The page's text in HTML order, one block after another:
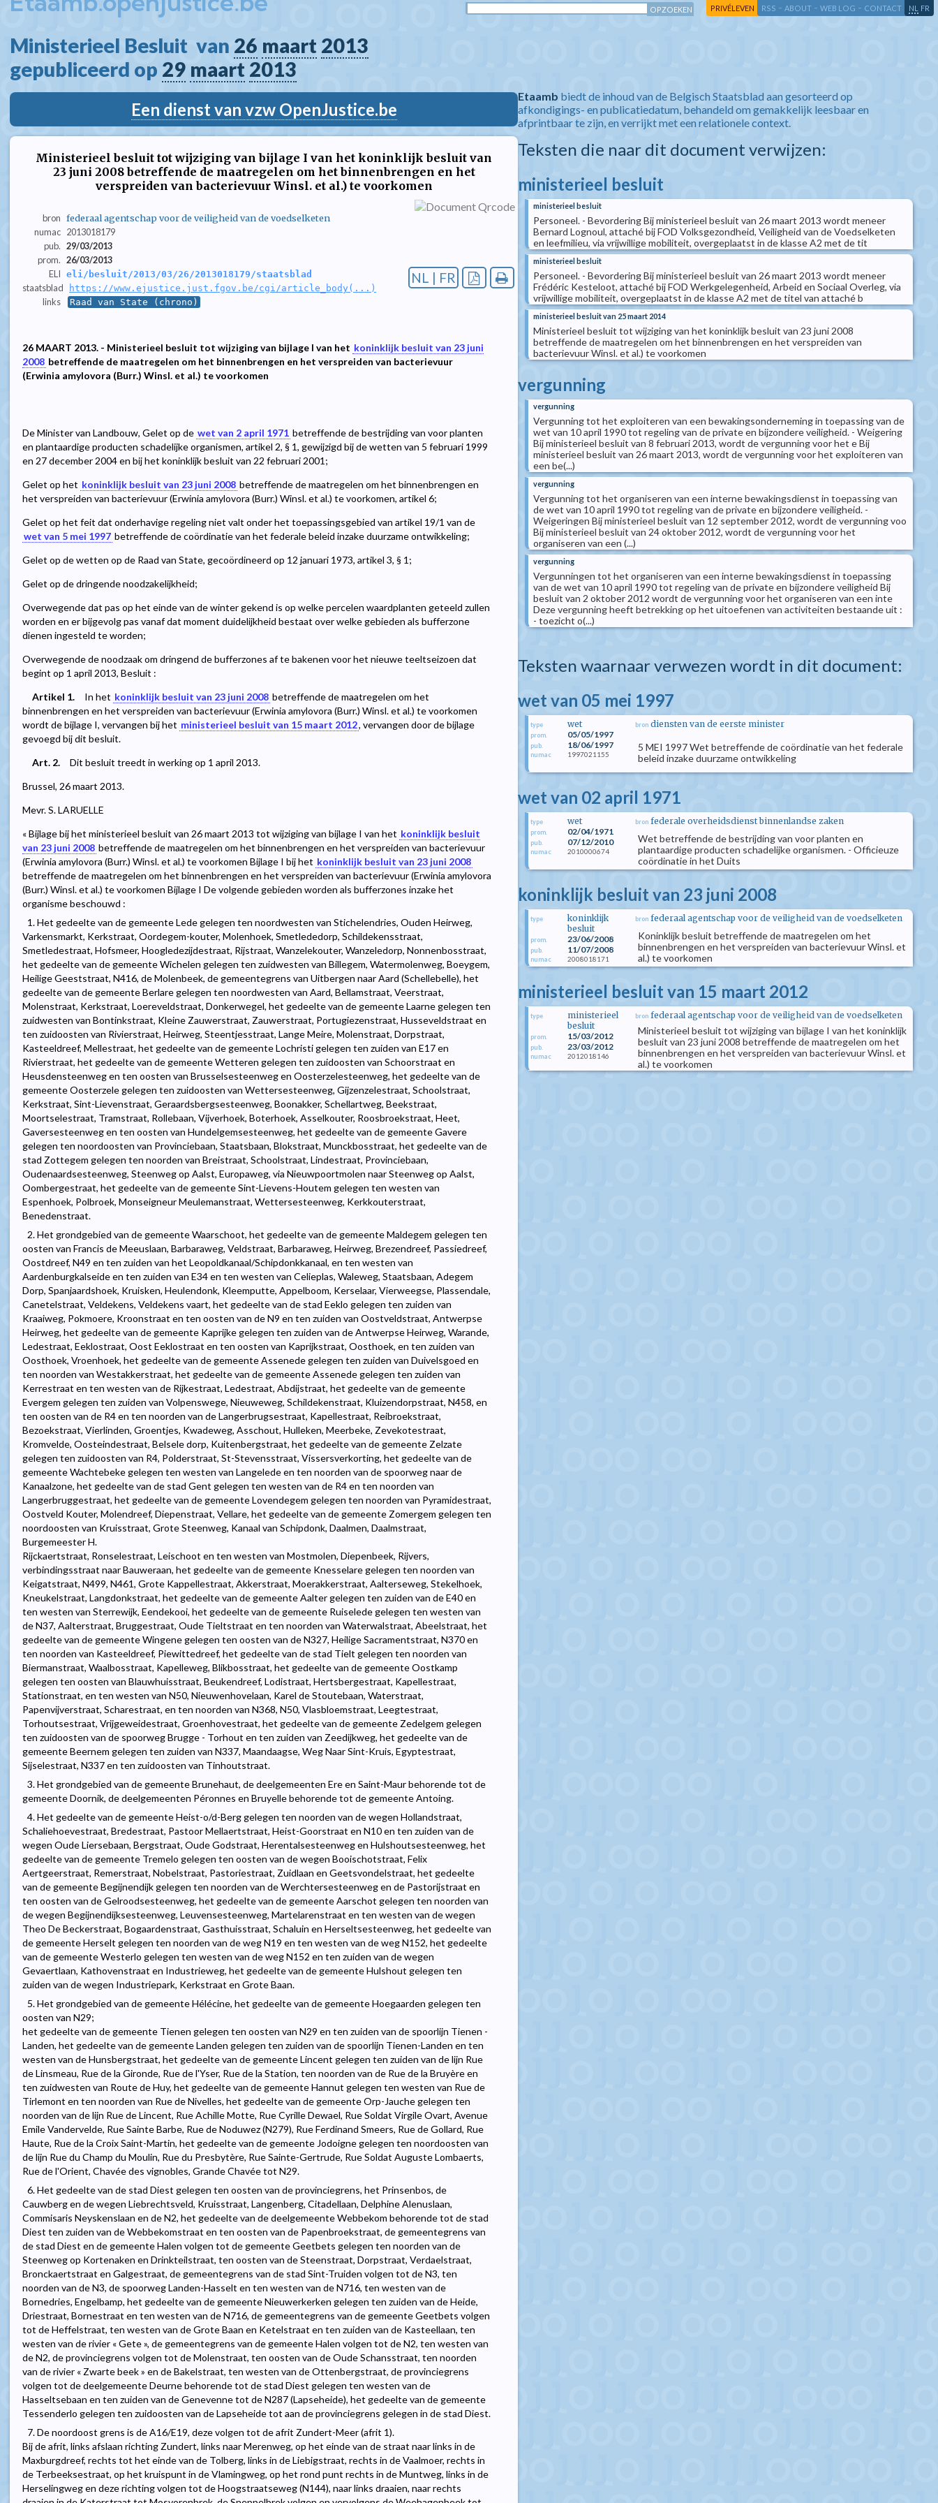
PRIVÉLEVEN RSS - ABOUT - WEB LOG - CONTACT NL FR
Ministerieel Besluit  van 26 maart 2013
gepubliceerd op 29 maart 2013
Een dienst van vzw OpenJustice.be
Ministerieel besluit tot wijziging van bijlage I van het koninklijk besluit van
23 juni 2008 betreffende de maatregelen om het binnenbrengen en het
verspreiden van bacterievuur Winsl. et al.) te voorkomen
bron federaal agentschap voor de veiligheid van de voedselketen
numac 2013018179
pub. 29/03/2013
prom. 26/03/2013
ELI eli/besluit/2013/03/26/2013018179/staatsblad
staatsblad https://www.ejustice.just.fgov.be/cgi/article_body(...)
links Raad van State (chrono)
NL | FR
26 MAART 2013. - Ministerieel besluit tot wijziging van bijlage I van het koninklijk besluit van 23 juni
2008 betreffende de maatregelen om het binnenbrengen en het verspreiden van bacterievuur
(Erwinia amylovora (Burr.) Winsl. et al.) te voorkomen
De Minister van Landbouw, Gelet op de wet van 2 april 1971 betreffende de bestrijding van voor planten
en plantaardige producten schadelijke organismen, artikel 2, § 1, gewijzigd bij de wetten van 5 februari 1999
en 27 december 2004 en bij het koninklijk besluit van 22 februari 2001;
Gelet op het koninklijk besluit van 23 juni 2008 betreffende de maatregelen om het binnenbrengen en
het verspreiden van bacterievuur (Erwinia amylovora (Burr.) Winsl. et al.) te voorkomen, artikel 6;
Gelet op het feit dat onderhavige regeling niet valt onder het toepassingsgebied van artikel 19/1 van de
wet van 5 mei 1997 betreffende de coördinatie van het federale beleid inzake duurzame ontwikkeling;
Gelet op de wetten op de Raad van State, gecoördineerd op 12 januari 1973, artikel 3, § 1;
Gelet op de dringende noodzakelijkheid;
Overwegende dat pas op het einde van de winter gekend is op welke percelen waardplanten geteeld zullen
worden en er bijgevolg pas vanaf dat moment duidelijkheid bestaat over welke gebieden als bufferzone
dienen ingesteld te worden;
Overwegende de noodzaak om dringend de bufferzones af te bakenen voor het nieuwe teeltseizoen dat
begint op 1 april 2013, Besluit :
Artikel 1.
In het koninklijk besluit van 23 juni 2008 betreffende de maatregelen om het
binnenbrengen en het verspreiden van bacterievuur (Erwinia amylovora (Burr.) Winsl. et al.) te voorkomen
wordt de bijlage I, vervangen bij het ministerieel besluit van 15 maart 2012, vervangen door de bijlage
gevoegd bij dit besluit.
Art. 2.
Dit besluit treedt in werking op 1 april 2013.
Brussel, 26 maart 2013.
Mevr. S. LARUELLE
« Bijlage bij het ministerieel besluit van 26 maart 2013 tot wijziging van bijlage I van het koninklijk besluit
van 23 juni 2008 betreffende de maatregelen om het binnenbrengen en het verspreiden van bacterievuur
(Erwinia amylovora (Burr.) Winsl. et al.) te voorkomen Bijlage I bij het koninklijk besluit van 23 juni 2008
betreffende de maatregelen om het binnenbrengen en het verspreiden van bacterievuur (Erwinia amylovora
(Burr.) Winsl. et al.) te voorkomen Bijlage I De volgende gebieden worden als bufferzones inzake het
organisme beschouwd :
1. Het gedeelte van de gemeente Lede gelegen ten noordwesten van Stichelendries, Ouden Heirweg,
Varkensmarkt, Kerkstraat, Oordegem-kouter, Molenhoek, Smetlededorp, Schildekensstraat,
Smetledestraat, Hofsmeer, Hoogledezijdestraat, Rijstraat, Wanzelekouter, Wanzeledorp, Nonnenbosstraat,
het gedeelte van de gemeente Wichelen gelegen ten zuidwesten van Billegem, Watermolenweg, Boeygem,
Heilige Geeststraat, N416, de Molenbeek, de gemeentegrens van Uitbergen naar Aard (Schellebelle), het
gedeelte van de gemeente Berlare gelegen ten noordwesten van Aard, Bellamstraat, Veerstraat,
Molenstraat, Kerkstraat, Loereveldstraat, Donkerwegel, het gedeelte van de gemeente Laarne gelegen ten
zuidwesten van Bontinkstraat, Kleine Zauwerstraat, Zauwerstraat, Portugiezenstraat, Husseveldstraat en
ten zuidoosten van Rivierstraat, Heirweg, Steentjesstraat, Lange Meire, Molenstraat, Dorpstraat,
Kasteeldreef, Mellestraat, het gedeelte van de gemeente Lochristi gelegen ten zuiden van E17 en
Rivierstraat, het gedeelte van de gemeente Wetteren gelegen ten zuidoosten van Schoorstraat en
Heusdensteenweg en ten oosten van Brusselsesteenweg en Oosterzelesteenweg, het gedeelte van de
gemeente Oosterzele gelegen ten zuidoosten van Wettersesteenweg, Gijzenzelestraat, Schoolstraat,
Kerkstraat, Sint-Lievenstraat, Geraardsbergsesteenweg, Boonakker, Schellartweg, Beekstraat,
Moortselestraat, Tramstraat, Rollebaan, Vijverhoek, Boterhoek, Asselkouter, Roosbroekstraat, Heet,
Gaversesteenweg en ten oosten van Hundelgemsesteenweg, het gedeelte van de gemeente Gavere
gelegen ten noordoosten van Provinciebaan, Staatsbaan, Blokstraat, Munckbosstraat, het gedeelte van de
stad Zottegem gelegen ten noorden van Breistraat, Schoolstraat, Lindestraat, Provinciebaan,
Oudenaardsesteenweg, Steenweg op Aalst, Europaweg, via Nieuwpoortmolen naar Steenweg op Aalst,
Oombergestraat, het gedeelte van de gemeente Sint-Lievens-Houtem gelegen ten westen van
Espenhoek, Polbroek, Monseigneur Meulemanstraat, Wettersesteenweg, Kerkkouterstraat,
Benedenstraat.
2. Het grondgebied van de gemeente Waarschoot, het gedeelte van de gemeente Maldegem gelegen ten
oosten van Francis de Meeuslaan, Barbaraweg, Veldstraat, Barbaraweg, Heirweg, Brezendreef, Passiedreef,
Oostdreef, N49 en ten zuiden van het Leopoldkanaal/Schipdonkkanaal, en ten westen van
Aardenburgkalseide en ten zuiden van E34 en ten westen van Celieplas, Waleweg, Staatsbaan, Adegem
Dorp, Spanjaardshoek, Kruisken, Heulendonk, Kleemputte, Appelboom, Kerselaar, Vierweegse, Plassendale,
Canetelstraat, Veldekens, Veldekens vaart, het gedeelte van de stad Eeklo gelegen ten zuiden van
Kraaiweg, Pokmoere, Kroonstraat en ten oosten van de N9 en ten zuiden van Oostveldstraat, Antwerpse
Heirweg, het gedeelte van de gemeente Kaprijke gelegen ten zuiden van de Antwerpse Heirweg, Warande,
Ledestraat, Eeklostraat, Oost Eeklostraat en ten oosten van Kaprijkstraat, Oosthoek, en ten zuiden van
Oosthoek, Vroenhoek, het gedeelte van de gemeente Assenede gelegen ten zuiden van Duivelsgoed en
ten noorden van Westakkerstraat, het gedeelte van de gemeente Assenede gelegen ten zuiden van
Kerrestraat en ten westen van de Rijkestraat, Ledestraat, Abdijstraat, het gedeelte van de gemeente
Evergem gelegen ten zuiden van Volpenswege, Nieuweweg, Schildekenstraat, Kluizendorpstraat, N458, en
ten oosten van de R4 en ten noorden van de Langerbrugsestraat, Kapellestraat, Reibroekstraat,
Bezoekstraat, Vierlinden, Groentjes, Kwadeweg, Asschout, Hulleken, Meerbeke, Zevekotestraat,
Kromvelde, Oosteindestraat, Belsele dorp, Kuitenbergstraat, het gedeelte van de gemeente Zelzate
gelegen ten zuidoosten van R4, Polderstraat, St-Stevensstraat, Vissersverkorting, het gedeelte van de
gemeente Wachtebeke gelegen ten westen van Langelede en ten noorden van de spoorweg naar de
Kanaalzone, het gedeelte van de stad Gent gelegen ten westen van de R4 en ten noorden van
Langerbruggestraat, het gedeelte van de gemeente Lovendegem gelegen ten noorden van Pyramidestraat,
Oostveld Kouter, Molendreef, Diepenstraat, Vellare, het gedeelte van de gemeente Zomergem gelegen ten
noordoosten van Kruisstraat, Grote Steenweg, Kanaal van Schipdonk, Daalmen, Daalmstraat,
Burgemeester H.
Rijckaertstraat, Ronselestraat, Leischoot en ten westen van Mostmolen, Diepenbeek, Rijvers,
verbindingsstraat naar Bauweraan, het gedeelte van de gemeente Knesselare gelegen ten noorden van
Keigatstraat, N499, N461, Grote Kappellestraat, Akkerstraat, Moerakkerstraat, Aalterseweg, Stekelhoek,
Kneukelstraat, Langdonkstraat, het gedeelte van de gemeente Aalter gelegen ten zuiden van de E40 en
ten westen van Sterrewijk, Eendekooi, het gedeelte van de gemeente Ruiselede gelegen ten westen van
de N37, Aalterstraat, Bruggestraat, Oude Tieltstraat en ten noorden van Waterwalstraat, Abeelstraat, het
gedeelte van de gemeente Wingene gelegen ten oosten van de N327, Heilige Sacramentstraat, N370 en
ten noorden van Kasteeldreef, Piewittedreef, het gedeelte van de stad Tielt gelegen ten noorden van
Biermanstraat, Waalbosstraat, Kapelleweg, Blikbosstraat, het gedeelte van de gemeente Oostkamp
gelegen ten oosten van Blauwhuisstraat, Beukendreef, Lodistraat, Hertsbergestraat, Kapellestraat,
Stationstraat, en ten westen van N50, Nieuwenhovelaan, Karel de Stoutebaan, Waterstraat,
Papenvijverstraat, Scharestraat, en ten noorden van N368, N50, Vlasbloemstraat, Leegtestraat,
Torhoutsestraat, Vrijgeweidestraat, Groenhovestraat, het gedeelte van de gemeente Zedelgem gelegen
ten zuidoosten van de spoorweg Brugge - Torhout en ten zuiden van Zeedijkweg, het gedeelte van de
gemeente Beernem gelegen ten zuiden van N337, Maandaagse, Weg Naar Sint-Kruis, Egyptestraat,
Sijselestraat, N337 en ten zuidoosten van Tinhoutstraat.
3. Het grondgebied van de gemeente Brunehaut, de deelgemeenten Ere en Saint-Maur behorende tot de
gemeente Doornik, de deelgemeenten Péronnes en Bruyelle behorende tot de gemeente Antoing.
4. Het gedeelte van de gemeente Heist-o/d-Berg gelegen ten noorden van de wegen Hollandstraat,
Schaliehoevestraat, Bredestraat, Pastoor Mellaertstraat, Heist-Goorstraat en N10 en ten zuiden van de
wegen Oude Liersebaan, Bergstraat, Oude Godstraat, Herentalsesteenweg en Hulshoutsesteenweg, het
gedeelte van de gemeente Tremelo gelegen ten oosten van de wegen Booischotstraat, Felix
Aertgeerstraat, Remerstraat, Nobelstraat, Pastoriestraat, Zuidlaan en Geetsvondelstraat, het gedeelte
van de gemeente Begijnendijk gelegen ten noorden van de Werchtersesteenweg en de Pastorijstraat en
ten oosten van de Gelroodsesteenweg, het gedeelte van de gemeente Aarschot gelegen ten noorden van
de wegen Begijnendijksesteenweg, Leuvensesteenweg, Martelarenstraat en ten westen van de wegen
Theo De Beckerstraat, Bogaardenstraat, Gasthuisstraat, Schaluin en Herseltsesteenweg, het gedeelte van
de gemeente Herselt gelegen ten noorden van de weg N19 en ten westen van de weg N152, het gedeelte
van de gemeente Westerlo gelegen ten westen van de weg N152 en ten zuiden van de wegen
Gevaertlaan, Kathovenstraat en Industrieweg, het gedeelte van de gemeente Hulshout gelegen ten
zuiden van de wegen Industriepark, Kerkstraat en Grote Baan.
5. Het grondgebied van de gemeente Hélécine, het gedeelte van de gemeente Hoegaarden gelegen ten
oosten van N29;
het gedeelte van de gemeente Tienen gelegen ten oosten van N29 en ten zuiden van de spoorlijn Tienen -
Landen, het gedeelte van de gemeente Landen gelegen ten zuiden van de spoorlijn Tienen-Landen en ten
westen van de Hunsbergstraat, het gedeelte van de gemeente Lincent gelegen ten zuiden van de lijn Rue
de Linsmeau, Rue de la Gironde, Rue de l'Yser, Rue de la Station, ten noorden van de Rue de la Bruyère en
ten zuidwesten van Route de Huy, het gedeelte van de gemeente Hannut gelegen ten westen van Rue de
Tirlemont en ten noorden van Rue de Nivelles, het gedeelte van de gemeente Orp-Jauche gelegen ten
noorden van de lijn Rue de Lincent, Rue Achille Motte, Rue Cyrille Dewael, Rue Soldat Virgile Ovart, Avenue
Emile Vandervelde, Rue Sainte Barbe, Rue de Noduwez (N279), Rue Ferdinand Smeers, Rue de Gollard, Rue
Haute, Rue de la Croix Saint-Martin, het gedeelte van de gemeente Jodoigne gelegen ten noordoosten van
de lijn Rue du Champ du Moulin, Rue du Presbytère, Rue Sainte-Gertrude, Rue Soldat Auguste Lombaerts,
Rue de l'Orient, Chavée des vignobles, Grande Chavée tot N29.
6. Het gedeelte van de stad Diest gelegen ten oosten van de provinciegrens, het Prinsenbos, de
Cauwberg en de wegen Liebrechtsveld, Kruisstraat, Langenberg, Citadellaan, Delphine Alenuslaan,
Commisaris Neyskenslaan en de N2, het gedeelte van de deelgemeente Webbekom behorende tot de stad
Diest ten zuiden van de Webbekomstraat en ten oosten van de Papenbroekstraat, de gemeentegrens van
de stad Diest en de gemeente Halen volgen tot de gemeente Geetbets gelegen ten noorden van de
Steenweg op Kortenaken en Drinkteilstraat, ten oosten van de Steenstraat, Dorpstraat, Verdaelstraat,
Bronckaertstraat en Galgestraat, de gemeentegrens van de stad Sint-Truiden volgen tot de N3, ten
noorden van de N3, de spoorweg Landen-Hasselt en ten westen van de N716, ten westen van de
Bornedries, Engelbamp, het gedeelte van de gemeente Nieuwerkerken gelegen ten zuiden van de Heide,
Driestraat, Bornestraat en ten westen van de N716, de gemeentegrens van de gemeente Geetbets volgen
tot de Heffelstraat, ten westen van de Grote Baan en Ketelstraat en ten zuiden van de Kasteellaan, ten
westen van de rivier « Gete », de gemeentegrens van de gemeente Halen volgen tot de N2, ten westen van
de N2, de provinciegrens volgen tot de Molenstraat, ten oosten van de Oude Schansstraat, ten noorden
van de rivier « Zwarte beek » en de Bakelstraat, ten westen van de Ottenbergstraat, de provinciegrens
volgen tot de deelgemeente Deurne behorende tot de stad Diest gelegen ten westen van de
Hasseltsebaan en ten zuiden van de Genevenne tot de N287 (Lapseheide), het gedeelte van de gemeente
Tessenderlo gelegen ten zuidoosten van de Lapseheide tot aan de provinciegrens gelegen in de stad Diest.
7. De noordoost grens is de A16/E19, deze volgen tot de afrit Zundert-Meer (afrit 1).
Bij de afrit, links afslaan richting Zundert, links naar Merenweg, op het einde van de straat naar links in de
Maxburgdreef, rechts tot het einde van de Tolberg, links in de Liebigstraat, rechts in de Vaalmoer, rechts in
de Terbeeksestraat, op het kruispunt in de Vlamingweg, op het rond punt rechts in de Muntweg, links in de
Herselingweg en deze richting volgen tot de Hoogstraatseweg (N144), naar links draaien, naar rechts
Etaamb biedt de inhoud van de Belgisch Staatsblad aan gesorteerd op
afkondigings- en publicatiedatum, behandeld om gemakkelijk leesbaar en
afprintbaar te zijn, en verrijkt met een relationele context.
Teksten die naar dit document verwijzen:
ministerieel besluit
ministerieel besluit
Personeel. - Bevordering Bij ministerieel besluit van 26 maart 2013 wordt meneer
Bernard Lognoul, attaché bij FOD Volksgezondheid, Veiligheid van de Voedselketen
en leefmilieu, via vrijwillige mobiliteit, overgeplaatst in de klasse A2 met de tit
ministerieel besluit
Personeel. - Bevordering Bij ministerieel besluit van 26 maart 2013 wordt meneer
Frédéric Kesteloot, attaché bij FOD Werkgelegenheid, Arbeid en Sociaal Overleg, via
vrijwillige mobiliteit, overgeplaatst in de klasse A2 met de titel van attaché b
ministerieel besluit van 25 maart 2014
Ministerieel besluit tot wijziging van het koninklijk besluit van 23 juni 2008
betreffende de maatregelen om het binnenbrengen en het verspreiden van
bacterievuur Winsl. et al.) te voorkomen
vergunning
vergunning
Vergunning tot het exploiteren van een bewakingsonderneming in toepassing van de
wet van 10 april 1990 tot regeling van de private en bijzondere veiligheid. - Weigering
Bij ministerieel besluit van 8 februari 2013, wordt de vergunning voor het e Bij
ministerieel besluit van 26 maart 2013, wordt de vergunning voor het exploiteren van
een be(...)
vergunning
Vergunning tot het organiseren van een interne bewakingsdienst in toepassing van
de wet van 10 april 1990 tot regeling van de private en bijzondere veiligheid. -
Weigeringen Bij ministerieel besluit van 12 september 2012, wordt de vergunning voo
Bij ministerieel besluit van 24 oktober 2012, wordt de vergunning voor het
organiseren van een (...)
vergunning
Vergunningen tot het organiseren van een interne bewakingsdienst in toepassing
van de wet van 10 april 1990 tot regeling van de private en bijzondere veiligheid Bij
besluit van 2 oktober 2012 wordt de vergunning voor het organiseren van een inte
Deze vergunning heeft betrekking op het uitoefenen van activiteiten bestaande uit :
- toezicht o(...)
Teksten waarnaar verwezen wordt in dit document:
wet van 05 mei 1997
type wet
prom. 05/05/1997
pub. 18/06/1997
numac 1997021155
bron diensten van de eerste minister
5 MEI 1997 Wet betreffende de coördinatie van het federale
beleid inzake duurzame ontwikkeling
wet van 02 april 1971
type wet
prom. 02/04/1971
pub. 07/12/2010
numac 2010000674
bron federale overheidsdienst binnenlandse zaken
Wet betreffende de bestrijding van voor planten en
plantaardige producten schadelijke organismen. - Officieuze
coördinatie in het Duits
koninklijk besluit van 23 juni 2008
type
koninklijk
besluit
prom. 23/06/2008
pub. 11/07/2008
numac 2008018171
bron federaal agentschap voor de veiligheid van de voedselketen
Koninklijk besluit betreffende de maatregelen om het
binnenbrengen en het verspreiden van bacterievuur Winsl. et
al.) te voorkomen
ministerieel besluit van 15 maart 2012
type
ministerieel
besluit
prom. 15/03/2012
pub. 23/03/2012
numac 2012018146
bron federaal agentschap voor de veiligheid van de voedselketen
Ministerieel besluit tot wijziging van bijlage I van het koninklijk
besluit van 23 juni 2008 betreffende de maatregelen om het
binnenbrengen en het verspreiden van bacterievuur Winsl. et
al.) te voorkomen